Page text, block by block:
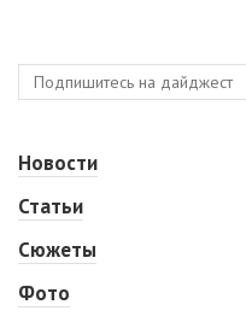
Новости
Статьи
Сюжеты
Фото